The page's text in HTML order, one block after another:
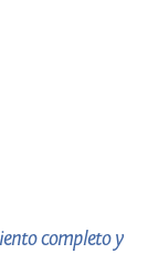
completo y